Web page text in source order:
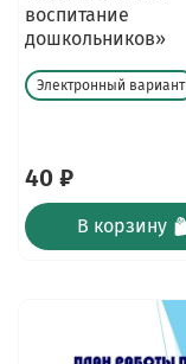
воспитание
дошкольников»
Электронный вариант
40 ₽
В корзину